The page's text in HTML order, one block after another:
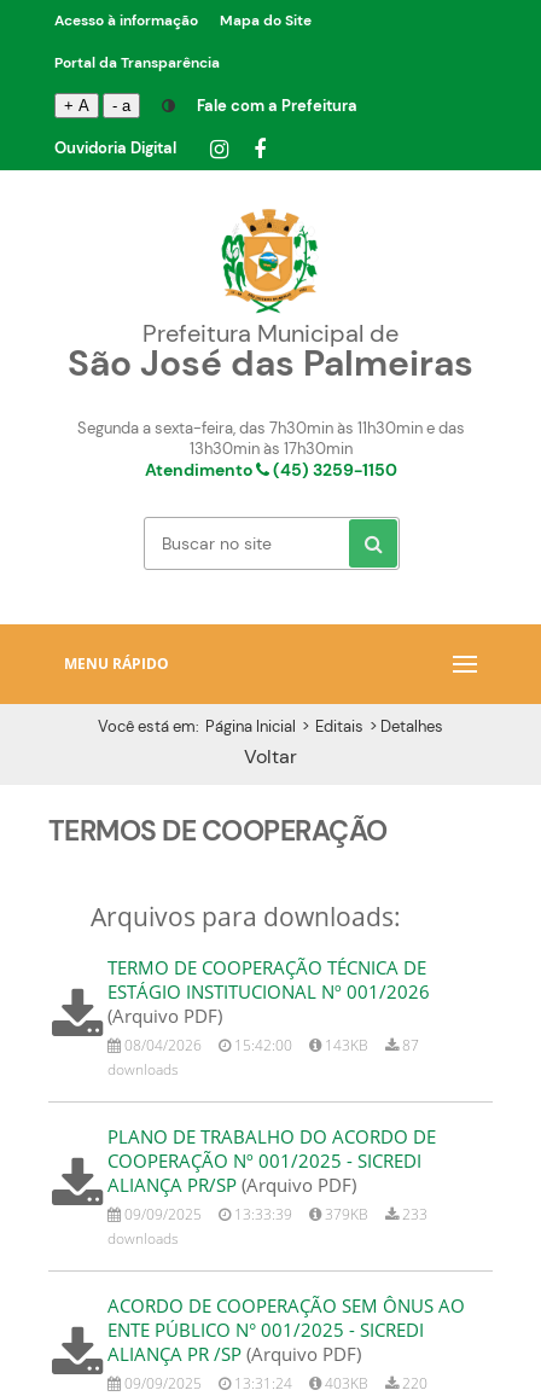
Acesso à informação Mapa do Site
Portal da Transparência
+ A - a Fale com a Prefeitura
Ouvidoria Digital
Prefeitura Municipal de
São José das Palmeiras
Segunda a sexta-feira, das 7h30min às 11h30min e das
13h30min às 17h30min
Atendimento (45) 3259-1150
MENU RÁPIDO
Você está em: Página Inicial > Editais > Detalhes
Voltar
TERMOS DE COOPERAÇÃO
Arquivos para downloads:
TERMO DE COOPERAÇÃO TÉCNICA DE
ESTÁGIO INSTITUCIONAL Nº 001/2026
(Arquivo PDF)
08/04/2026 15:42:00 143KB
87
downloads
PLANO DE TRABALHO DO ACORDO DE
COOPERAÇÃO Nº 001/2025 - SICREDI
ALIANÇA PR/SP (Arquivo PDF)
09/09/2025 13:33:39 379KB
233
downloads
ACORDO DE COOPERAÇÃO SEM ÔNUS AO
ENTE PÚBLICO N° 001/2025 - SICREDI
ALIANÇA PR /SP (Arquivo PDF)
09/09/2025 13:31:24 403KB
220